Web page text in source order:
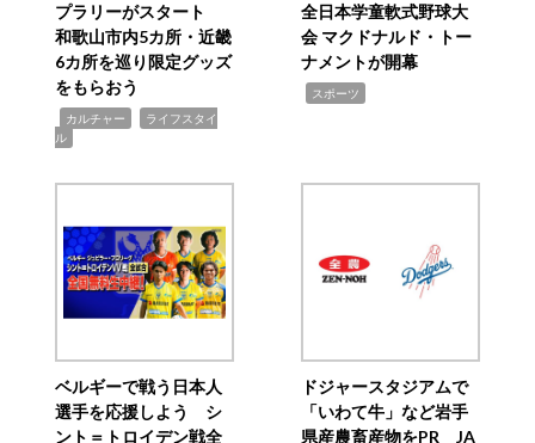
プラリーがスタート
和歌山市内5カ所・近畿
6カ所を巡り限定グッズ
をもらおう
カルチャー
ライフスタイ
ル
全日本学童軟式野球大
会 マクドナルド・トー
ナメントが開幕
スポーツ
ベルギーで戦う日本人
選手を応援しよう シ
ント＝トロイデン戦全
ドジャースタジアムで
「いわて牛」など岩手
県産農畜産物をPR JA